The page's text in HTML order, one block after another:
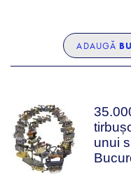
ADAUGĂ
unui